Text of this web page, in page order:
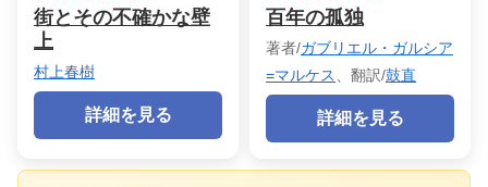
街とその不確かな壁
上
村上春樹
詳細を見る
百年の孤独
著者/ガブリエル・ガルシア
=マルケス
、翻訳/鼓直
詳細を見る